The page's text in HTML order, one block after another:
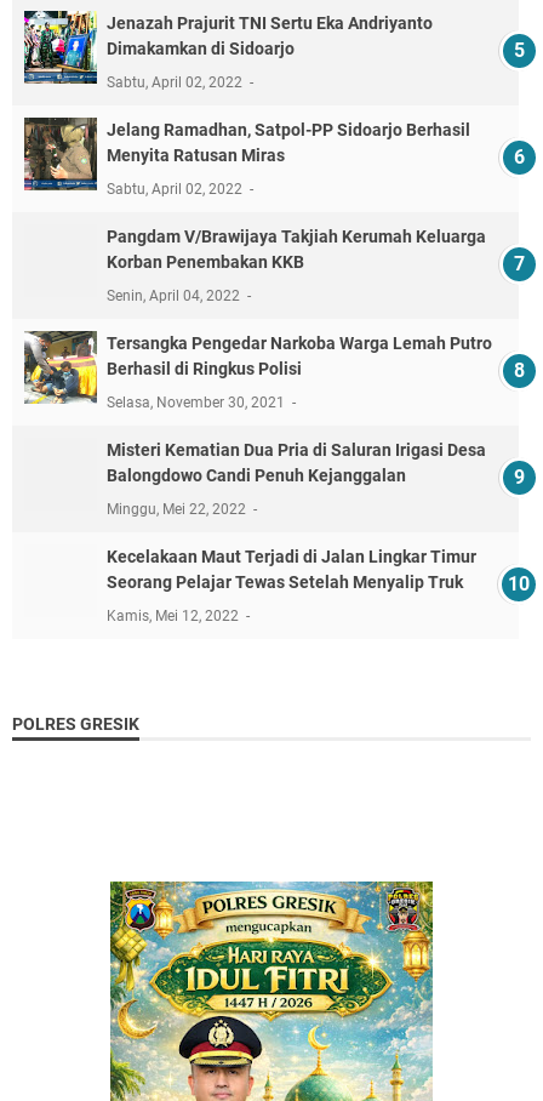
Jenazah Prajurit TNI Sertu Eka Andriyanto
Dimakamkan di Sidoarjo
Sabtu, April 02, 2022
Jelang Ramadhan, Satpol-PP Sidoarjo Berhasil
Menyita Ratusan Miras
Sabtu, April 02, 2022
Pangdam V/Brawijaya Takjiah Kerumah Keluarga
Korban Penembakan KKB
Senin, April 04, 2022
Tersangka Pengedar Narkoba Warga Lemah Putro
Berhasil di Ringkus Polisi
Selasa, November 30, 2021
Misteri Kematian Dua Pria di Saluran Irigasi Desa
Balongdowo Candi Penuh Kejanggalan
Minggu, Mei 22, 2022
Kecelakaan Maut Terjadi di Jalan Lingkar Timur
Seorang Pelajar Tewas Setelah Menyalip Truk
Kamis, Mei 12, 2022
POLRES GRESIK